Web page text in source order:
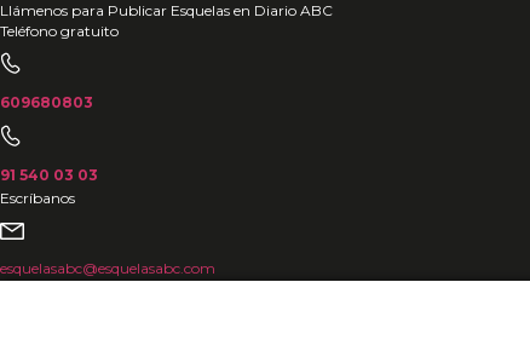
Ir
al
contenido
Llámenos para Publicar Esquelas en Diario ABC
Teléfono gratuito
609680803
91 540 03 03
Escríbanos
esquelasabc@esquelasabc.com